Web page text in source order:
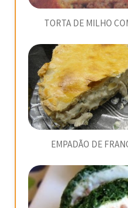
TORTA DE MILHO
EMPADÃO DE